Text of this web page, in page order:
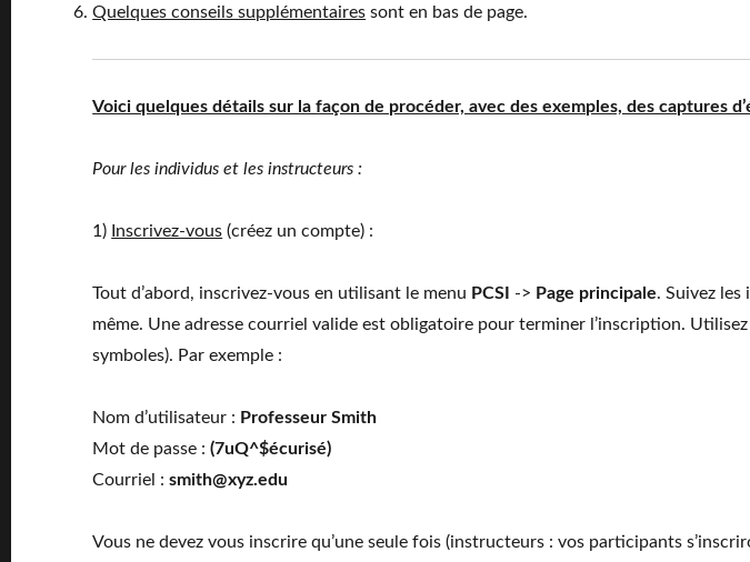
Quelques conseils supplémentaires sont en bas de page.
Voici quelques détails sur la façon de procéder, avec des exemples, des captures
Pour les individus et les instructeurs :
1) Inscrivez-vous (créez un compte) :
Tout d’abord, inscrivez-vous en utilisant le menu PCSI -> Page principale. Suivez
même. Une adresse courriel valide est obligatoire pour terminer l’inscription.
symboles). Par exemple :
Nom d’utilisateur : Professeur Smith
Mot de passe :(7uQ^$écurisé)
Courriel :smith@xyz.edu
Vous ne devez vous inscrire qu’une seule fois (instructeurs : vos participants